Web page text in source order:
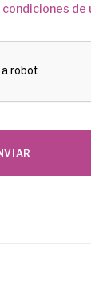
condiciones de